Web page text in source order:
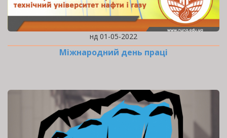
нд 01-05-2022
Міжнародний день праці